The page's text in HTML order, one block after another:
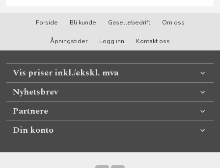
Forside Bli kunde Gasellebedrift Om oss
Åpningstider Logg inn Kontakt oss
Vis priser inkl./ekskl. mva
Nyhetsbrev
Partnere
Din konto